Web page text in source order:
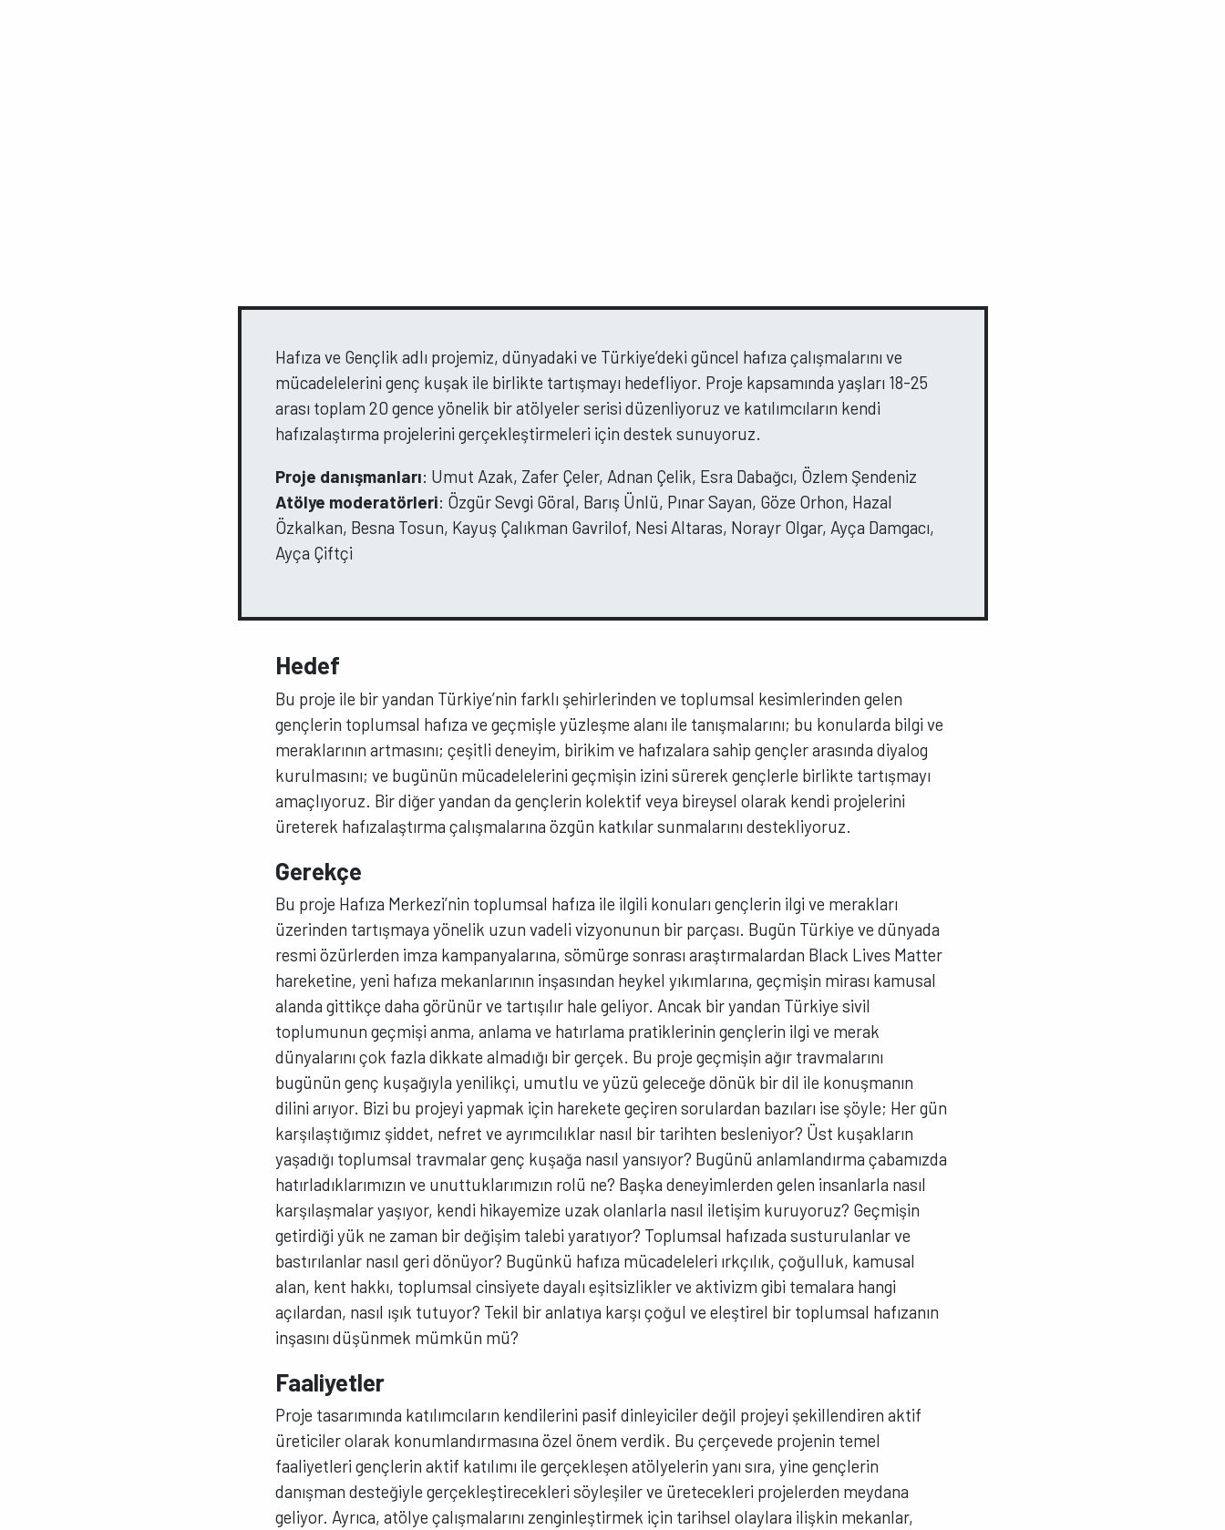
Hafıza ve Gençlik adlı projemiz, dünyadaki ve Türkiye’deki güncel hafıza çalışmalarını ve
mücadelelerini genç kuşak ile birlikte tartışmayı hedefliyor. Proje kapsamında yaşları 18-25
arası toplam 20 gence yönelik bir atölyeler serisi düzenliyoruz ve katılımcıların kendi
hafızalaştırma projelerini gerçekleştirmeleri için destek sunuyoruz.
Proje danışmanları: Umut Azak, Zafer Çeler, Adnan Çelik, Esra Dabağcı, Özlem Şendeniz
Atölye moderatörleri: Özgür Sevgi Göral, Barış Ünlü, Pınar Sayan, Göze Orhon, Hazal
Özkalkan, Besna Tosun, Kayuş Çalıkman Gavrilof, Nesi Altaras, Norayr Olgar, Ayça Damgacı,
Ayça Çiftçi
Hedef
Bu proje ile bir yandan Türkiye’nin farklı şehirlerinden ve toplumsal kesimlerinden gelen
gençlerin toplumsal hafıza ve geçmişle yüzleşme alanı ile tanışmalarını; bu konularda bilgi ve
meraklarının artmasını; çeşitli deneyim, birikim ve hafızalara sahip gençler arasında diyalog
kurulmasını; ve bugünün mücadelelerini geçmişin izini sürerek gençlerle birlikte tartışmayı
amaçlıyoruz. Bir diğer yandan da gençlerin kolektif veya bireysel olarak kendi projelerini
üreterek hafızalaştırma çalışmalarına özgün katkılar sunmalarını destekliyoruz.
Gerekçe
Bu proje Hafıza Merkezi’nin toplumsal hafıza ile ilgili konuları gençlerin ilgi ve merakları
üzerinden tartışmaya yönelik uzun vadeli vizyonunun bir parçası. Bugün Türkiye ve dünyada
resmi özürlerden imza kampanyalarına, sömürge sonrası araştırmalardan Black Lives Matter
hareketine, yeni hafıza mekanlarının inşasından heykel yıkımlarına, geçmişin mirası kamusal
alanda gittikçe daha görünür ve tartışılır hale geliyor. Ancak bir yandan Türkiye sivil
toplumunun geçmişi anma, anlama ve hatırlama pratiklerinin gençlerin ilgi ve merak
dünyalarını çok fazla dikkate almadığı bir gerçek. Bu proje geçmişin ağır travmalarını
bugünün genç kuşağıyla yenilikçi, umutlu ve yüzü geleceğe dönük bir dil ile konuşmanın
dilini arıyor. Bizi bu projeyi yapmak için harekete geçiren sorulardan bazıları ise şöyle; Her gün
karşılaştığımız şiddet, nefret ve ayrımcılıklar nasıl bir tarihten besleniyor? Üst kuşakların
yaşadığı toplumsal travmalar genç kuşağa nasıl yansıyor? Bugünü anlamlandırma çabamızda
hatırladıklarımızın ve unuttuklarımızın rolü ne? Başka deneyimlerden gelen insanlarla nasıl
karşılaşmalar yaşıyor, kendi hikayemize uzak olanlarla nasıl iletişim kuruyoruz? Geçmişin
getirdiği yük ne zaman bir değişim talebi yaratıyor? Toplumsal hafızada susturulanlar ve
bastırılanlar nasıl geri dönüyor? Bugünkü hafıza mücadeleleri ırkçılık, çoğulluk, kamusal
alan, kent hakkı, toplumsal cinsiyete dayalı eşitsizlikler ve aktivizm gibi temalara hangi
açılardan, nasıl ışık tutuyor? Tekil bir anlatıya karşı çoğul ve eleştirel bir toplumsal hafızanın
inşasını düşünmek mümkün mü?
Faaliyetler
Proje tasarımında katılımcıların kendilerini pasif dinleyiciler değil projeyi şekillendiren aktif
üreticiler olarak konumlandırmasına özel önem verdik. Bu çerçevede projenin temel
faaliyetleri gençlerin aktif katılımı ile gerçekleşen atölyelerin yanı sıra, yine gençlerin
danışman desteğiyle gerçekleştirecekleri söyleşiler ve üretecekleri projelerden meydana
geliyor. Ayrıca, atölye çalışmalarını zenginleştirmek için tarihsel olaylara ilişkin mekanlar,